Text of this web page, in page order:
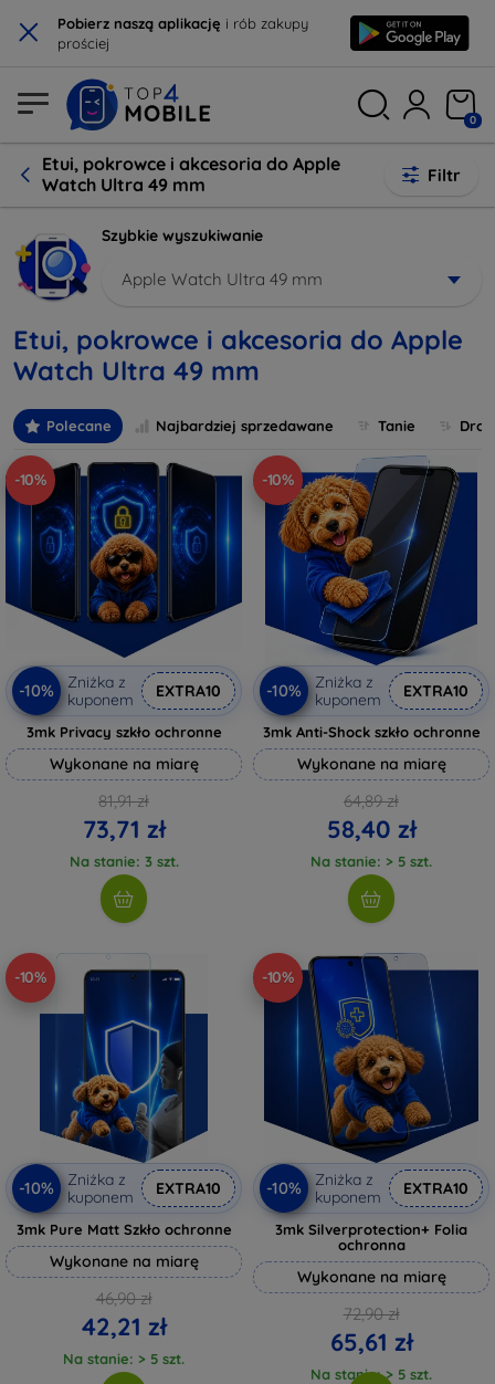
× Pobierz naszą aplikację i rób zakupy
prościej
0
Etui, pokrowce i akcesoria do Apple
Watch Ultra 49 mm
Filtr
Szybkie wyszukiwanie
Apple Watch Ultra 49 mm
Etui, pokrowce i akcesoria do Apple
Watch Ultra 49 mm
Polecane Najbardziej sprzedawane Tanie
-10%
-10%
Zniżka z
kuponem
EXTRA10
3mk Privacy szkło ochronne
Wykonane na miarę
81,91 zł
73,71 zł
Na stanie: 3 szt.
-10%
-10%
Zniżka z
kuponem
EXTRA10
3mk Anti-Shock szkło ochronne
Wykonane na miarę
64,89 zł
58,40 zł
Na stanie: > 5 szt.
-10%
-10%
Zniżka z
kuponem
EXTRA10
3mk Pure Matt Szkło ochronne
Wykonane na miarę
46,90 zł
42,21 zł
Na stanie: > 5 szt.
-10%
-10%
Zniżka z
kuponem
EXTRA10
3mk Silverprotection+ Folia
ochronna
Wykonane na miarę
72,90 zł
65,61 zł
Na stanie: > 5 szt.